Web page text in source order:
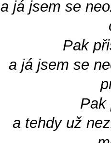
a já jsem se
Pak
a já jsem se
Pak
a tehdy už